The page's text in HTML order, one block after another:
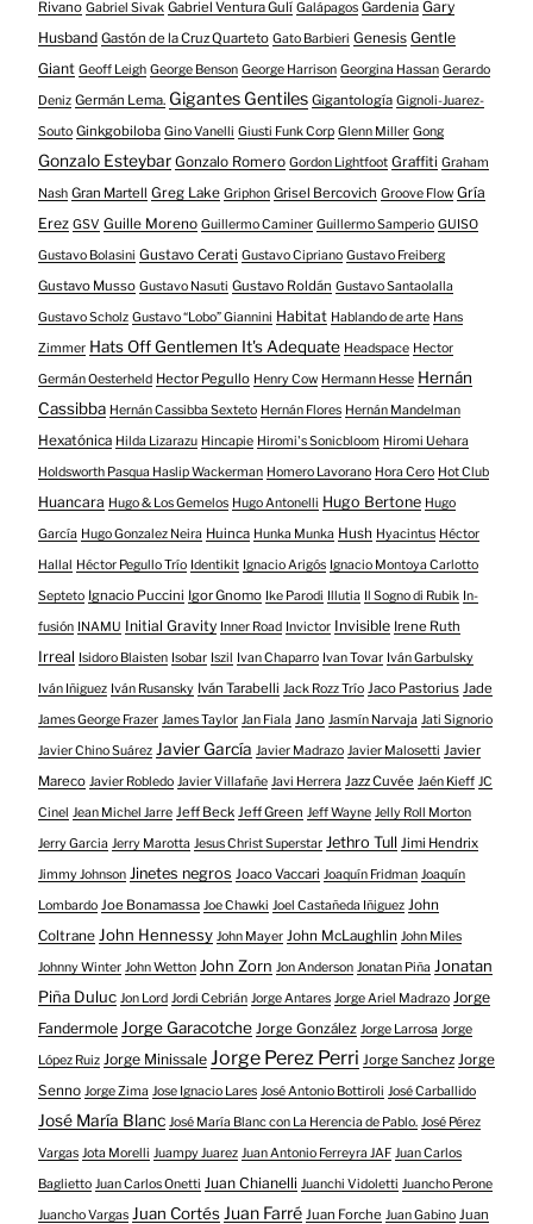
Rivano Gabriel Sivak Gabriel Ventura Gulí Galápagos Gardenia Gary
Husband Gastón de la Cruz Quarteto Gato Barbieri Genesis Gentle
Giant Geoff Leigh George Benson George Harrison Georgina Hassan Gerardo
Deniz Germán Lema. Gigantes Gentiles Gigantología Gignoli-Juarez-
Souto Ginkgobiloba Gino Vanelli Giusti Funk Corp Glenn Miller Gong
Gonzalo Esteybar Gonzalo Romero Gordon Lightfoot Graffiti Graham
Nash Gran Martell Greg Lake Griphon Grisel Bercovich Groove Flow Gría
Erez GSV Guille Moreno Guillermo Caminer Guillermo Samperio GUISO
Gustavo Bolasini Gustavo Cerati Gustavo Cipriano Gustavo Freiberg
Gustavo Musso Gustavo Nasuti Gustavo Roldán Gustavo Santaolalla
Gustavo Scholz Gustavo “Lobo” Giannini Habitat Hablando de arte Hans
Zimmer Hats Off Gentlemen It's Adequate Headspace Hector
Germán Oesterheld Hector Pegullo Henry Cow Hermann Hesse Hernán
Cassibba Hernán Cassibba Sexteto Hernán Flores Hernán Mandelman
Hexatónica Hilda Lizarazu Hincapie Hiromi's Sonicbloom Hiromi Uehara
Holdsworth Pasqua Haslip Wackerman Homero Lavorano Hora Cero Hot Club
Huancara Hugo & Los Gemelos Hugo Antonelli Hugo Bertone Hugo
García Hugo Gonzalez Neira Huinca Hunka Munka Hush Hyacintus Héctor
Hallal Héctor Pegullo Trío Identikit Ignacio Arigós Ignacio Montoya Carlotto
Septeto Ignacio Puccini Igor Gnomo Ike Parodi Illutia Il Sogno di Rubik In-
fusión INAMU Initial Gravity Inner Road Invictor Invisible Irene Ruth
Irreal Isidoro Blaisten Isobar Iszil Ivan Chaparro Ivan Tovar Iván Garbulsky
Iván Iñiguez Iván Rusansky Iván Tarabelli Jack Rozz Trío Jaco Pastorius Jade
James George Frazer James Taylor Jan Fiala Jano Jasmín Narvaja Jati Signorio
Javier Chino Suárez Javier García Javier Madrazo Javier Malosetti Javier
Mareco Javier Robledo Javier Villafañe Javi Herrera Jazz Cuvée Jaén Kieff JC
Cinel Jean Michel Jarre Jeff Beck Jeff Green Jeff Wayne Jelly Roll Morton
Jerry Garcia Jerry Marotta Jesus Christ Superstar Jethro Tull Jimi Hendrix
Jimmy Johnson Jinetes negros Joaco Vaccari Joaquín Fridman Joaquín
Lombardo Joe Bonamassa Joe Chawki Joel Castañeda Iñiguez John
Coltrane John Hennessy John Mayer John McLaughlin John Miles
Johnny Winter John Wetton John Zorn Jon Anderson Jonatan Piña Jonatan
Piña Duluc Jon Lord Jordi Cebrián Jorge Antares Jorge Ariel Madrazo Jorge
Fandermole Jorge Garacotche Jorge González Jorge Larrosa Jorge
López Ruiz Jorge Minissale Jorge Perez Perri Jorge Sanchez Jorge
Senno Jorge Zima Jose Ignacio Lares José Antonio Bottiroli José Carballido
José María Blanc José María Blanc con La Herencia de Pablo. José Pérez
Vargas Jota Morelli Juampy Juarez Juan Antonio Ferreyra JAF Juan Carlos
Baglietto Juan Carlos Onetti Juan Chianelli Juanchi Vidoletti Juancho Perone
Juancho Vargas Juan Cortés Juan Farré Juan Forche Juan Gabino Juan